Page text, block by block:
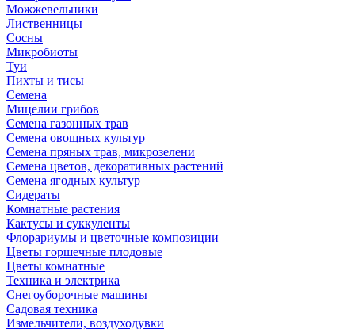
Можжевельники
Лиственницы
Сосны
Микробиоты
Туи
Пихты и тисы
Семена
Мицелии грибов
Семена газонных трав
Семена овощных культур
Семена пряных трав, микрозелени
Семена цветов, декоративных растений
Семена ягодных культур
Сидераты
Комнатные растения
Кактусы и суккуленты
Флорариумы и цветочные композиции
Цветы горшечные плодовые
Цветы комнатные
Техника и электрика
Снегоуборочные машины
Садовая техника
Измельчители, воздуходувки